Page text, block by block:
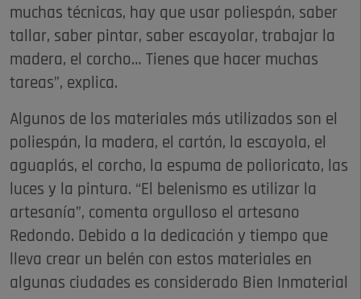
muchas técnicas, hay que usar poliespán, saber
tallar, saber pintar, saber escayolar, trabajar la
madera, el corcho… Tienes que hacer muchas
tareas”, explica.
Algunos de los materiales más utilizados son el
poliespán, la madera, el cartón, la escayola, el
aguaplás, el corcho, la espuma de polioricato, las
luces y la pintura. “El belenismo es utilizar la
artesanía”, comenta orgulloso el artesano
Redondo. Debido a la dedicación y tiempo que
lleva crear un belén con estos materiales en
algunas ciudades es considerado Bien Inmaterial